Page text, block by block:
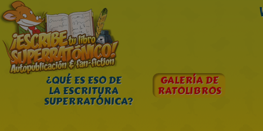
¿QUÉ ES ESO DE
LA ESCRITURA
SUPERRATÓNICA?
GALERÍA DE
RATOLIBROS